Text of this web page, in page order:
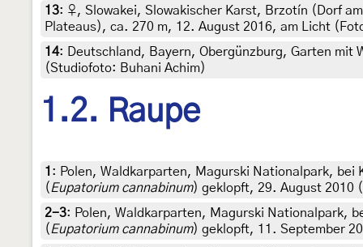
13: ♀, Slowakei, Slowakischer Karst, Brzotín (Dorf
Plateaus), ca. 270 m, 12. August 2016, am Licht
14:
Deutschland, Bayern, Obergünzburg, Garten mit
(Studiofoto: Buhani Achim)
1.2. Raupe
1 : Polen, Waldkarparten, Magurski Nationalpark, bei
( Eupatorium cannabinum) geklopft, 29. August 2010
2-3: Polen, Waldkarparten, Magurski Nationalpark,
( Eupatorium cannabinum) geklopft, 11. September